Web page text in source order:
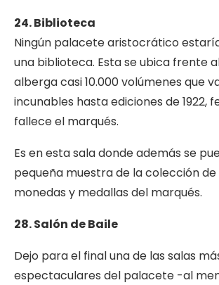
24. Biblioteca
Ningún palacete aristocrático
una biblioteca. Esta se ubica frente
alberga casi 10.000 volúmenes que
incunables hasta ediciones de 1922,
fallece el marqués.
Es en esta sala donde además se
pequeña muestra de la colección de
monedas y medallas del marqués.
28. Salón de Baile
Dejo para el final una de las salas
espectaculares del palacete -al